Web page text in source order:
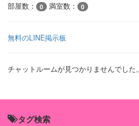
部屋数： 0 満室数： 0
無料のLINE掲示板
チャットルームが見つかりませんでした。
タグ検索